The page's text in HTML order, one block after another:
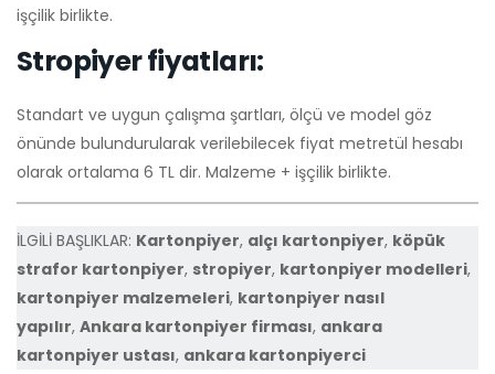
işçilik birlikte.
Stropiyer fiyatları:
Standart ve uygun çalışma şartları, ölçü ve model göz
önünde bulundurularak verilebilecek fiyat metretül hesabı
olarak ortalama 6 TL dir. Malzeme + işçilik birlikte.
İLGİLİ BAŞLIKLAR: Kartonpiyer, alçı kartonpiyer, köpük
strafor kartonpiyer, stropiyer, kartonpiyer modelleri,
kartonpiyer malzemeleri, kartonpiyer nasıl
yapılır, Ankara kartonpiyer firması, ankara
kartonpiyer ustası, ankara kartonpiyerci